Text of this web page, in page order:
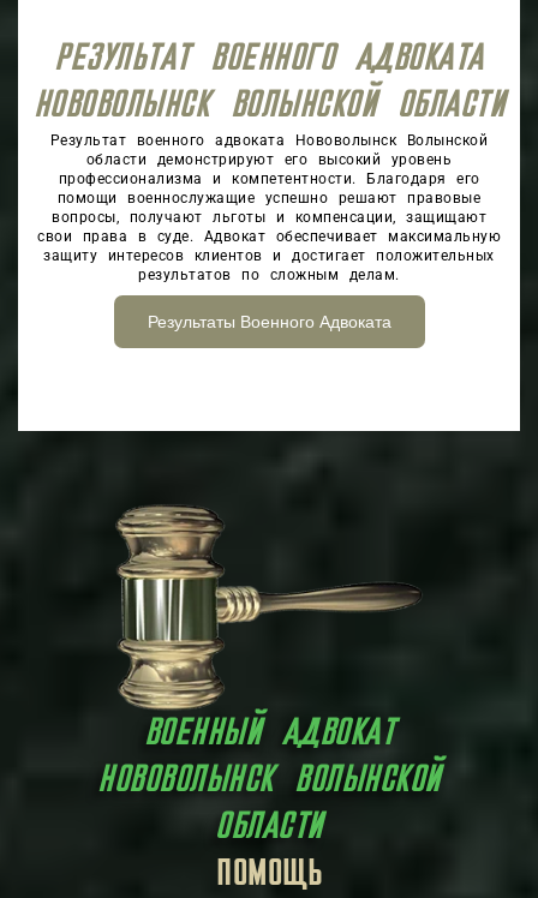
РЕЗУЛЬТАТ ВОЕННОГО АДВОКАТА
НОВОВОЛЫНСК‎ ВОЛЫНСКОЙ ОБЛАСТИ
Результат военного адвоката Нововолынск Волынской
области демонстрируют его высокий уровень
профессионализма и компетентности. Благодаря его
помощи военнослужащие успешно решают правовые
вопросы, получают льготы и компенсации, защищают
свои права в суде. Адвокат обеспечивает максимальную
защиту интересов клиентов и достигает положительных
результатов по сложным делам.
Результаты Военного Адвоката
ВОЕННЫЙ АДВОКАТ
НОВОВОЛЫНСК‎ ВОЛЫНСКОЙ
ОБЛАСТИ
ЗАЩИТА
ПОМОЩЬ